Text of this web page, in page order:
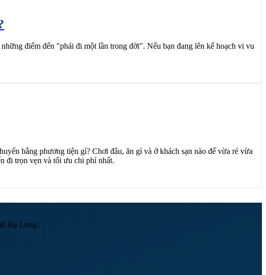
điểm đến "phải đi một lần trong đời". Nếu bạn đang lên kế hoạch vi vu
bằng phương tiện gì? Chơi đâu, ăn gì và ở khách sạn nào để vừa rẻ vừa
đi trọn vẹn và tối ưu chi phí nhất.
Hạ Long.